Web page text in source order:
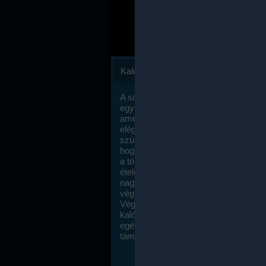
Kalóriaszámlálás
A sikeres fogyás titka valójában igen
egyszerű: égess több energiát, mint
amennyit beviszel. Természetesen
elég nagy fegyelemre és akaraterőre
szükség, de meglepődve fogod
hogy a kalóriaszámolás mennyire
a többi diétához képest. Itt nincsenek
ételek és a megengedett kalóriabevitelt
nagymértékben növelheted ha
végzel.
Végül, de nem utolsó sorban, a
kalóriaszámolás módszerét a legtöbb
egészségügyi szakorvos ajánlja és
támogatja.